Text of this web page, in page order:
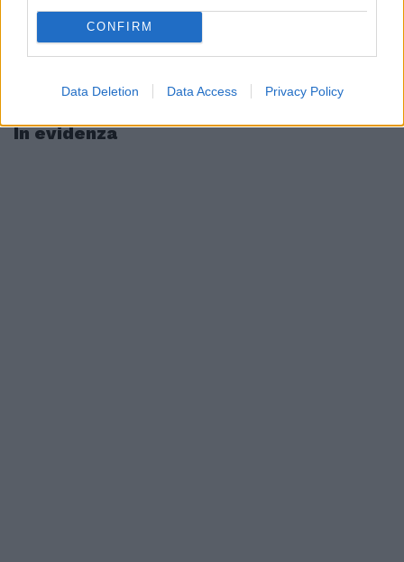
CONFIRM
Data Deletion Data Access Privacy Policy
In evidenza